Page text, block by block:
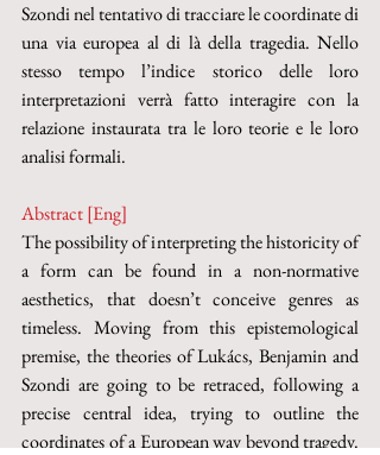
Szondi nel tentativo di tracciare le coordinate di
una via europea al di là della tragedia. Nello
stesso tempo l’indice storico delle loro
interpretazioni verrà fatto interagire con la
relazione instaurata tra le loro teorie e le loro
analisi formali.
Abstract [Eng]
The possibility of interpreting the historicity of
a form can be found in a non-normative
aesthetics, that doesn’t conceive genres as
timeless. Moving from this epistemological
premise, the theories of Lukács, Benjamin and
Szondi are going to be retraced, following a
precise central idea, trying to outline the
coordinates of a European way beyond tragedy.